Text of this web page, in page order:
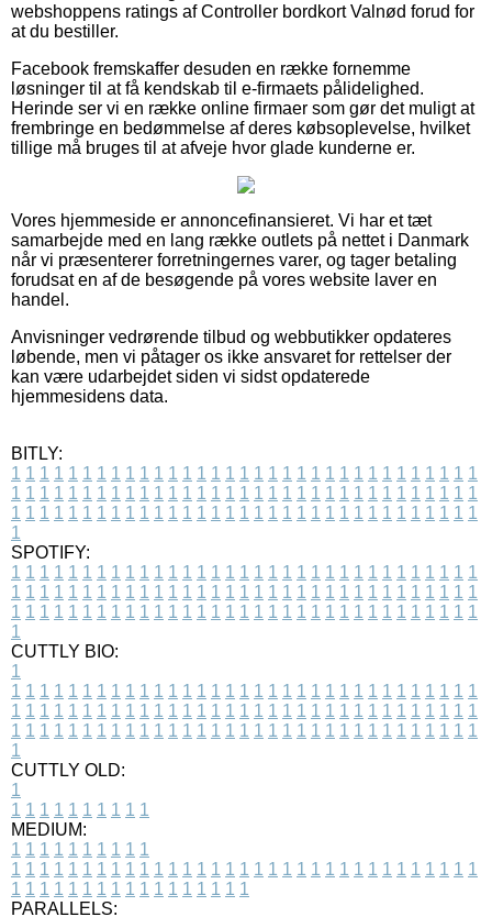
webshoppens ratings af Controller bordkort Valnød forud for
at du bestiller.
Facebook fremskaffer desuden en række fornemme
løsninger til at få kendskab til e-firmaets pålidelighed.
Herinde ser vi en række online firmaer som gør det muligt at
frembringe en bedømmelse af deres købsoplevelse, hvilket
tillige må bruges til at afveje hvor glade kunderne er.
Vores hjemmeside er annoncefinansieret. Vi har et tæt
samarbejde med en lang række outlets på nettet i Danmark
når vi præsenterer forretningernes varer, og tager betaling
forudsat en af de besøgende på vores website laver en
handel.
Anvisninger vedrørende tilbud og webbutikker opdateres
løbende, men vi påtager os ikke ansvaret for rettelser der
kan være udarbejdet siden vi sidst opdaterede
hjemmesidens data.
BITLY:
1 1 1 1 1 1 1 1 1 1 1 1 1 1 1 1 1 1 1 1 1 1 1 1 1 1 1 1 1 1 1 1 1
1 1 1 1 1 1 1 1 1 1 1 1 1 1 1 1 1 1 1 1 1 1 1 1 1 1 1 1 1 1 1 1 1
1 1 1 1 1 1 1 1 1 1 1 1 1 1 1 1 1 1 1 1 1 1 1 1 1 1 1 1 1 1 1 1 1
1
SPOTIFY:
1 1 1 1 1 1 1 1 1 1 1 1 1 1 1 1 1 1 1 1 1 1 1 1 1 1 1 1 1 1 1 1 1
1 1 1 1 1 1 1 1 1 1 1 1 1 1 1 1 1 1 1 1 1 1 1 1 1 1 1 1 1 1 1 1 1
1 1 1 1 1 1 1 1 1 1 1 1 1 1 1 1 1 1 1 1 1 1 1 1 1 1 1 1 1 1 1 1 1
1
CUTTLY BIO:
1
1 1 1 1 1 1 1 1 1 1 1 1 1 1 1 1 1 1 1 1 1 1 1 1 1 1 1 1 1 1 1 1 1
1 1 1 1 1 1 1 1 1 1 1 1 1 1 1 1 1 1 1 1 1 1 1 1 1 1 1 1 1 1 1 1 1
1 1 1 1 1 1 1 1 1 1 1 1 1 1 1 1 1 1 1 1 1 1 1 1 1 1 1 1 1 1 1 1 1
1
CUTTLY OLD:
1
1 1 1 1 1 1 1 1 1 1
MEDIUM:
1 1 1 1 1 1 1 1 1 1
1 1 1 1 1 1 1 1 1 1 1 1 1 1 1 1 1 1 1 1 1 1 1 1 1 1 1 1 1 1 1 1 1
1 1 1 1 1 1 1 1 1 1 1 1 1 1 1 1 1
PARALLELS: